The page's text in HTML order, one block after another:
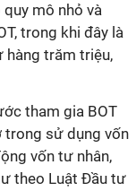
mô nhỏ và
trong khi đây là
hàng trăm triệu,
tham gia BOT
trong sử dụng vốn
vốn tư nhân,
theo Luật Đầu tư